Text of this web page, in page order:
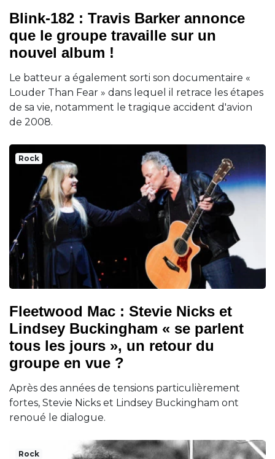
Blink-182 : Travis Barker annonce
que le groupe travaille sur un
nouvel album !
Le batteur a également sorti son documentaire «
Louder Than Fear » dans lequel il retrace les étapes
de sa vie, notamment le tragique accident d'avion
de 2008.
Rock
Fleetwood Mac : Stevie Nicks et
Lindsey Buckingham « se parlent
tous les jours », un retour du
groupe en vue ?
Après des années de tensions particulièrement
fortes, Stevie Nicks et Lindsey Buckingham ont
renoué le dialogue.
Rock